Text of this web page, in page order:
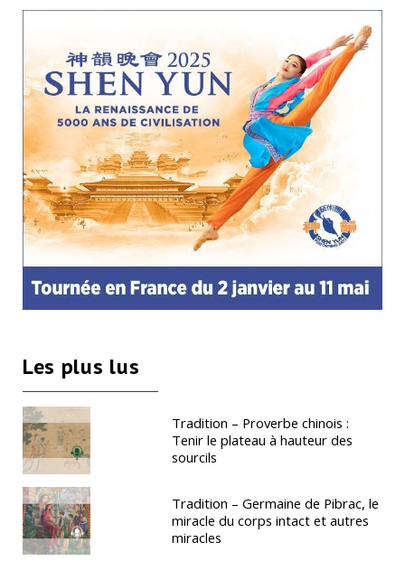
Les plus lus
Tradition – Proverbe chinois :
Tenir le plateau à hauteur des
sourcils
Tradition – Germaine de Pibrac, le
miracle du corps intact et autres
miracles